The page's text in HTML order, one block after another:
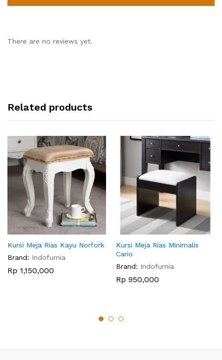
There are no reviews yet.
Related products
Kursi Meja Rias Kayu Norfork
Brand: Indofurnia
Rp 1,150,000
Kursi Meja Rias Minimalis
Cario
Brand: Indofurnia
Rp 950,000